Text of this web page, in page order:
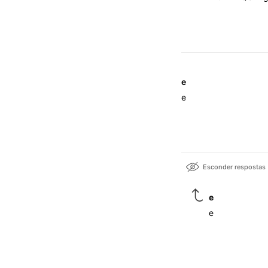
e
e
Esconder respostas
e
e